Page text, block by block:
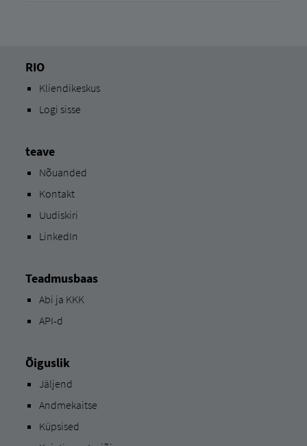
RIO
Kliendikeskus
Logi sisse
teave
Nõuanded
Kontakt
Uudiskiri
LinkedIn
Teadmusbaas
Abi ja KKK
API-d
Õiguslik
Jäljend
Andmekaitse
Küpsised